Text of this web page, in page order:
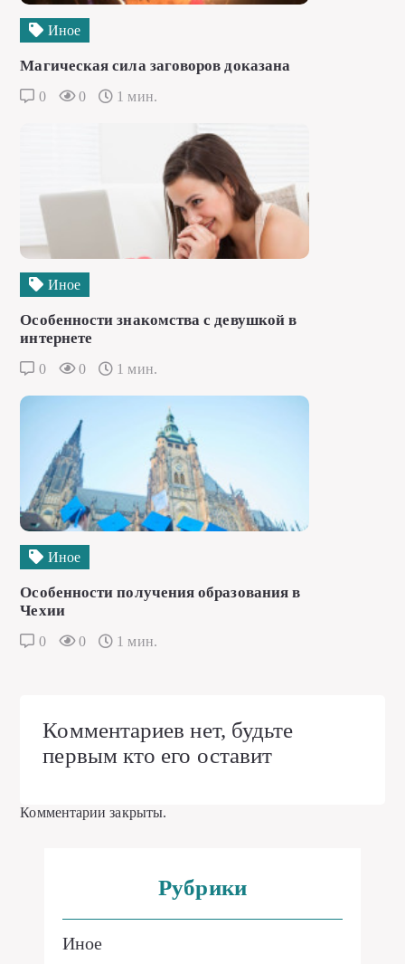
Иное
Магическая сила заговоров доказана
0 0 1 мин.
Иное
Особенности знакомства с девушкой в
интернете
0 0 1 мин.
Иное
Особенности получения образования в
Чехии
0 0 1 мин.
Комментариев нет, будьте
первым кто его оставит
Комментарии закрыты.
Рубрики
Иное